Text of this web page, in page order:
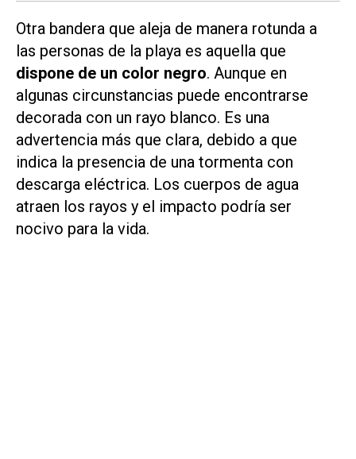
Otra bandera que aleja de manera rotunda a
las personas de la playa es aquella que
dispone de un color negro. Aunque en
algunas circunstancias puede encontrarse
decorada con un rayo blanco. Es una
advertencia más que clara, debido a que
indica la presencia de una tormenta con
descarga eléctrica. Los cuerpos de agua
atraen los rayos y el impacto podría ser
nocivo para la vida.